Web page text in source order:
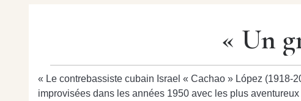
« Un
« Le contrebassiste cubain Israel « Cachao » López (1918-
improvisées dans les années 1950 avec les plus